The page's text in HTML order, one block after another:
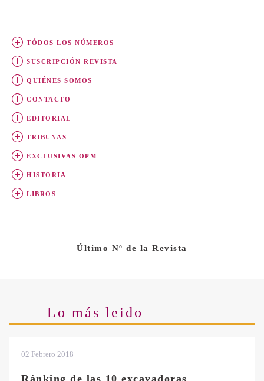
TÓDOS LOS NÚMEROS
SUSCRIPCIÓN REVISTA
QUIÉNES SOMOS
CONTACTO
EDITORIAL
TRIBUNAS
EXCLUSIVAS OPM
HISTORIA
LIBROS
Último Nº de la Revista
Lo más leido
28 Enero 2019
Las ventajas de la excavadora Yanmar